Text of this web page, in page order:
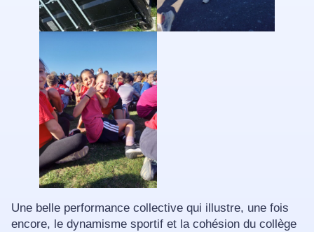
Une belle performance collective qui illustre, une fois
encore, le dynamisme sportif et la cohésion du collège